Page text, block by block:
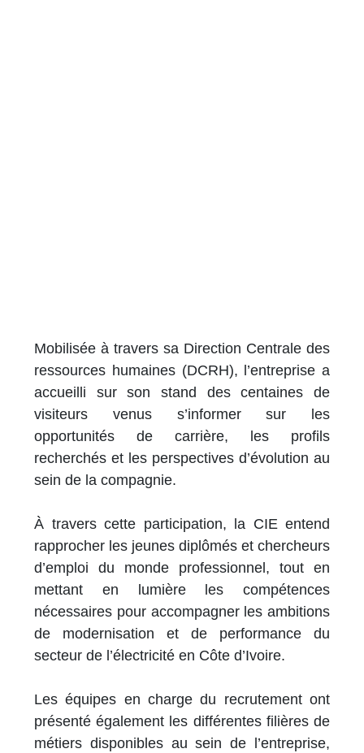
Mobilisée à travers sa Direction Centrale des
ressources humaines (DCRH), l’entreprise a
accueilli sur son stand des centaines de
visiteurs venus s’informer sur les
opportunités de carrière, les profils
recherchés et les perspectives d’évolution au
sein de la compagnie.
À travers cette participation, la CIE entend
rapprocher les jeunes diplômés et chercheurs
d’emploi du monde professionnel, tout en
mettant en lumière les compétences
nécessaires pour accompagner les ambitions
de modernisation et de performance du
secteur de l’électricité en Côte d’Ivoire.
Les équipes en charge du recrutement ont
présenté également les différentes filières de
métiers disponibles au sein de l’entreprise,